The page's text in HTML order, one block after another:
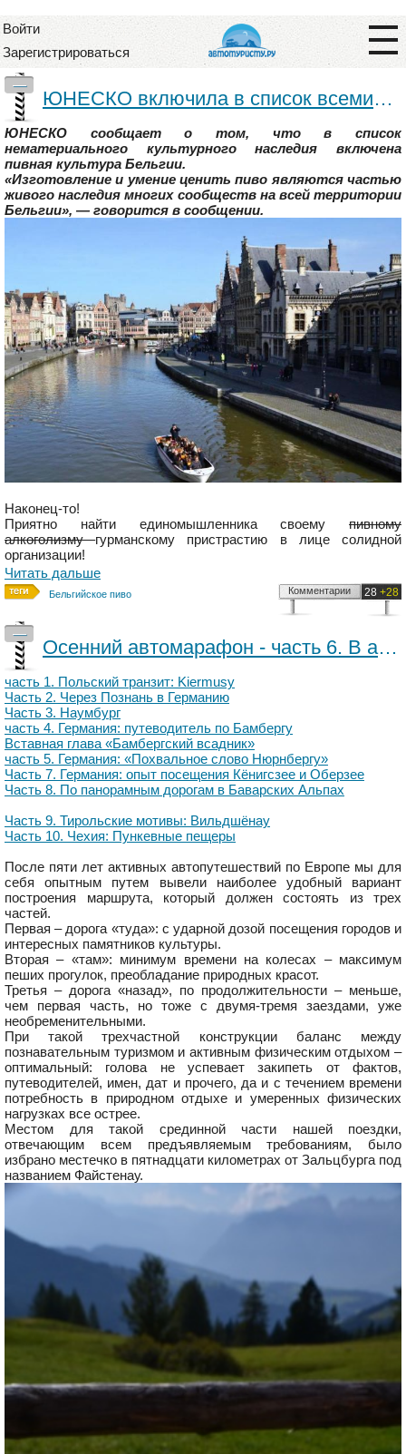
Войти
Зарегистрироваться
—
ЮНЕСКО включила в список всемирного культурного наследия бельгийское пиво
ЮНЕСКО сообщает о том, что в список
нематериального культурного наследия включена
пивная культура Бельгии.
«Изготовление и умение ценить пиво являются частью
живого наследия многих сообществ на всей территории
Бельгии», — говорится в сообщении.
Наконец-то!
Приятно найти единомышленника своему пивному
алкоголизмугурманскому пристрастию в лице солидной
организации!
Читать дальше
Бельгийское пиво 28 +28
Комментарии
—
Осенний автомарафон - часть 6. В австрийской глубинке на Зальцбургщине
часть 1. Польский транзит: Kiermusy
Часть 2. Через Познань в Германию
Часть 3. Наумбург
часть 4. Германия: путеводитель по Бамбергу
Вставная глава «Бамбергский всадник»
часть 5. Германия: «Похвальное слово Нюрнбергу»
Часть 7. Германия: опыт посещения Кёнигсзее и Оберзее
Часть 8. По панорамным дорогам в Баварских Альпах
Часть 9. Тирольские мотивы: Вильдшёнау
Часть 10. Чехия: Пункевные пещеры
После пяти лет активных автопутешествий по Европе мы для
себя опытным путем вывели наиболее удобный вариант
построения маршрута, который должен состоять из трех
частей.
Первая – дорога «туда»: с ударной дозой посещения городов и
интересных памятников культуры.
Вторая – «там»: минимум времени на колесах – максимум
пеших прогулок, преобладание природных красот.
Третья – дорога «назад», по продолжительности – меньше,
чем первая часть, но тоже с двумя-тремя заездами, уже
необременительными.
При такой трехчастной конструкции баланс между
познавательным туризмом и активным физическим отдыхом –
оптимальный: голова не успевает закипеть от фактов,
путеводителей, имен, дат и прочего, да и с течением времени
потребность в природном отдыхе и умеренных физических
нагрузках все острее.
Местом для такой срединной части нашей поездки,
отвечающим всем предъявляемым требованиям, было
избрано местечко в пятнадцати километрах от Зальцбурга под
названием Файстенау.